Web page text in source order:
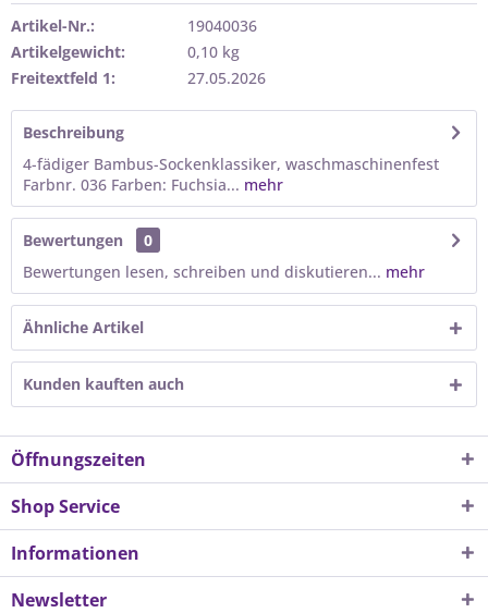
Artikel-Nr.:
19040036
Artikelgewicht:
0,10 kg
Freitextfeld 1:
27.05.2026
Beschreibung
4-fädiger Bambus-Sockenklassiker, waschmaschinenfest
Farbnr. 036 Farben: Fuchsia... mehr
Bewertungen
0
Bewertungen lesen, schreiben und diskutieren... mehr
Ähnliche Artikel
Kunden kauften auch
Öffnungszeiten
Shop Service
Informationen
Newsletter